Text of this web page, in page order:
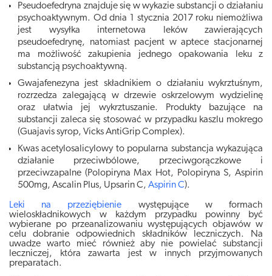
Pseudoefedryna znajduje się w wykazie substancji o działaniu
psychoaktywnym. Od dnia 1 stycznia 2017 roku niemożliwa
jest wysyłka internetowa leków zawierających
pseudoefedrynę, natomiast pacjent w aptece stacjonarnej
ma możliwość zakupienia jednego opakowania leku z
substancją psychoaktywną.
Gwajafenezyna jest składnikiem o działaniu wykrztuśnym,
rozrzedza zalegającą w drzewie oskrzelowym wydzielinę
oraz ułatwia jej wykrztuszanie. Produkty bazujące na
substancji zaleca się stosować w przypadku kaszlu mokrego
(Guajavis syrop, Vicks AntiGrip Complex).
Kwas acetylosalicylowy to popularna substancja wykazująca
działanie przeciwbólowe, przeciwgorączkowe i
przeciwzapalne (Polopiryna Max Hot, Polopiryna S, Aspirin
500mg, Ascalin Plus, Upsarin C, Aspirin C).
Leki na przeziębienie występujące w formach
wieloskładnikowych w każdym przypadku powinny być
wybierane po przeanalizowaniu występujących objawów w
celu dobranie odpowiednich składników leczniczych. Na
uwadze warto mieć również aby nie powielać substancji
leczniczej, która zawarta jest w innych przyjmowanych
preparatach.